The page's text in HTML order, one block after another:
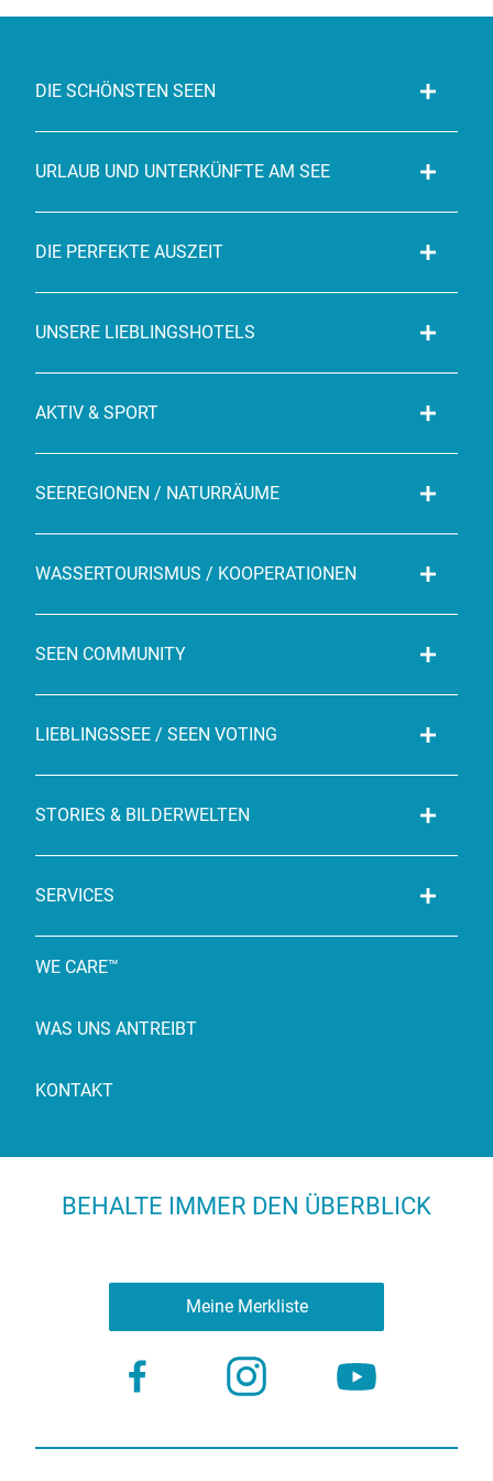
DIE SCHÖNSTEN SEEN
URLAUB UND UNTERKÜNFTE AM SEE
DIE PERFEKTE AUSZEIT
UNSERE LIEBLINGSHOTELS
AKTIV & SPORT
SEEREGIONEN / NATURRÄUME
WASSERTOURISMUS / KOOPERATIONEN
SEEN COMMUNITY
LIEBLINGSSEE / SEEN VOTING
STORIES & BILDERWELTEN
SERVICES
WE CARE™
WAS UNS ANTREIBT
KONTAKT
BEHALTE IMMER DEN ÜBERBLICK
Meine Merkliste